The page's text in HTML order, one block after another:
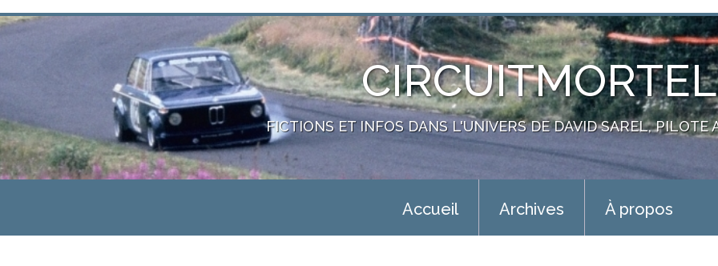
CIRCUITMORTEL
FICTIONS ET INFOS DANS L'UNIVERS DE DAVID SAREL, PILOTE
Accueil Archives À propos